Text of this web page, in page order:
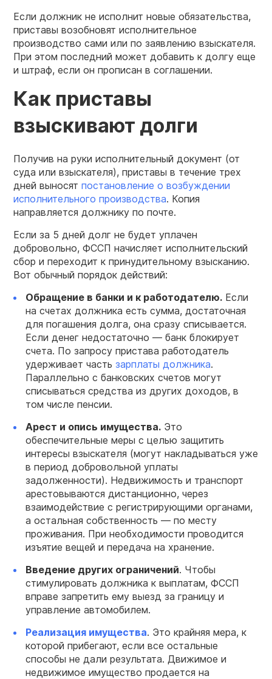
Если должник не исполнит новые обязательства,
приставы возобновят исполнительное
производство сами или по заявлению взыскателя.
При этом последний может добавить к долгу еще
и штраф, если он прописан в соглашении.
Как приставы
взыскивают долги
Получив на руки исполнительный документ (от
суда или взыскателя), приставы в течение трех
дней выносят постановление о возбуждении
исполнительного производства. Копия
направляется должнику по почте.
Если за 5 дней долг не будет уплачен
добровольно, ФССП начисляет исполнительский
сбор и переходит к принудительному взысканию.
Вот обычный порядок действий:
Обращение в банки и к работодателю. Если
на счетах должника есть сумма, достаточная
для погашения долга, она сразу списывается.
Если денег недостаточно — банк блокирует
счета. По запросу пристава работодатель
удерживает часть зарплаты должника.
Параллельно с банковских счетов могут
списываться средства из других доходов, в
том числе пенсии.
Арест и опись имущества. Это
обеспечительные меры с целью защитить
интересы взыскателя (могут накладываться уже
в период добровольной уплаты
задолженности). Недвижимость и транспорт
арестовываются дистанционно, через
взаимодействие с регистрирующими органами,
а остальная собственность — по месту
проживания. При необходимости проводится
изъятие вещей и передача на хранение.
Введение других ограничений. Чтобы
стимулировать должника к выплатам, ФССП
вправе запретить ему выезд за границу и
управление автомобилем.
Реализация имущества. Это крайняя мера, к
которой прибегают, если все остальные
способы не дали результата. Движимое и
недвижимое имущество продается на